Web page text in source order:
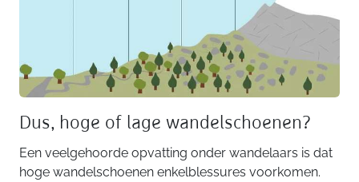
Dus, hoge of lage wandelschoenen?
Een veelgehoorde opvatting onder wandelaars is dat
hoge wandelschoenen enkelblessures voorkomen.